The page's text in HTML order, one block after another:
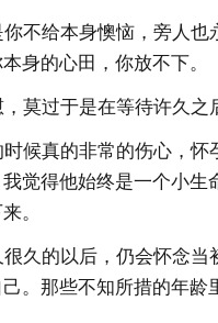
给本身懊恼，旁人也
身的心田，你放不下。
过于是在等待许久之
真的非常的伤心，怀
觉得他始终是一个小生
。
的以后，仍会怀念当
。那些不知所措的年龄